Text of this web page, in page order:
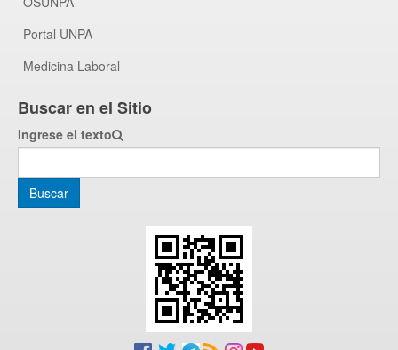
Portal UNPA
Medicina Laboral
Buscar en el Sitio
Ingrese el texto
Buscar